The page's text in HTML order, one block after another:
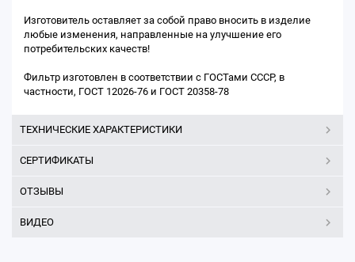
Изготовитель оставляет за собой право вносить в изделие
любые изменения, направленные на улучшение его
потребительских качеств!
Фильтр изготовлен в соответствии с ГОСТами СССР, в
частности, ГОСТ 12026-76 и ГОСТ 20358-78
ТЕХНИЧЕСКИЕ ХАРАКТЕРИСТИКИ
СЕРТИФИКАТЫ
ОТЗЫВЫ
ВИДЕО